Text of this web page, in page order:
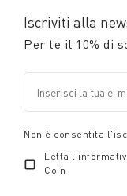
Iscriviti alla
Per te il 10% di
Non è consentita
Letta l'
Coin